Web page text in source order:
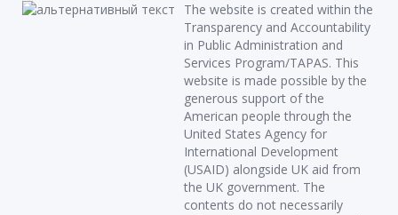
The website is created within the
Transparency and Accountability
in Public Administration and
Services Program/TAPAS. This
website is made possible by the
generous support of the
American people through the
United States Agency for
International Development
(USAID) alongside UK aid from
the UK government. The
contents do not necessarily